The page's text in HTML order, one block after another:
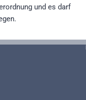
und es darf